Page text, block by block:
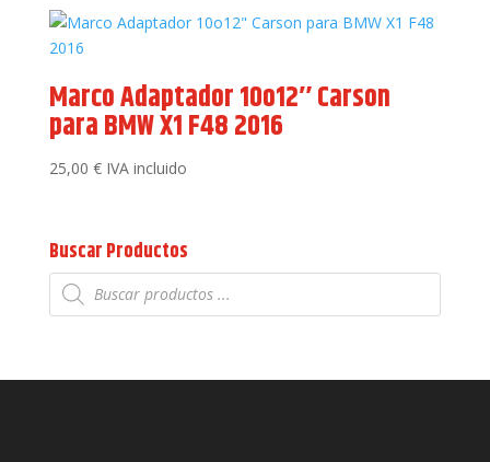
Marco Adaptador 10o12″ Carson
para BMW X1 F48 2016
25,00 € IVA incluido
Buscar Productos
Búsqueda
de
productos